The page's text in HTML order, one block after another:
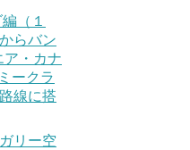
（１
らバン
・カナ
ークラ
線に搭
リー空